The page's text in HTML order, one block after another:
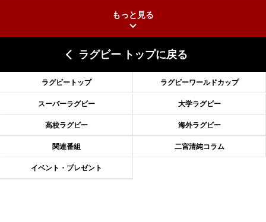
2026年6月18日(木)更新
滑川剛人レフリー、早過ぎる引退「27年W杯の主審、遠のいた夢」
2026年6月11日(木)更新
神戸、リーグワン初優勝の道のりデイブ・レニーHCの功績と財産
2026年6月4日(木)更新
“泣き虫先生”こと山口良治氏死去「信は力なり」骨太の教育方針
もっと見る
ラグビー トップに戻る
ラグビートップ ラグビーワールドカップ
スーパーラグビー 大学ラグビー
高校ラグビー 海外ラグビー
関連番組 二宮清純コラム
イベント・プレゼント